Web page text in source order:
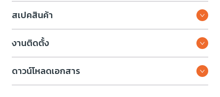
สเปคสินค้า
งานติดตั้ง
ดาวน์โหลดเอกสาร